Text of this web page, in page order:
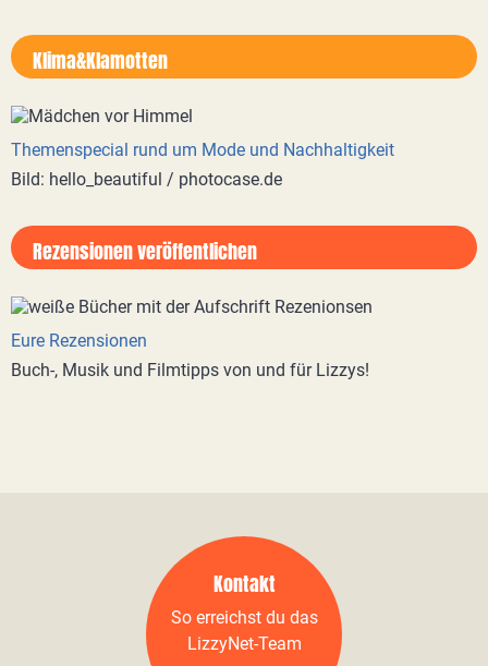
Klima&Klamotten
Themenspecial rund um Mode und Nachhaltigkeit
Bild: hello_beautiful / photocase.de
Rezensionen veröffentlichen
Eure Rezensionen
Buch-, Musik und Filmtipps von und für Lizzys!
Kontakt
So erreichst du das
LizzyNet-Team